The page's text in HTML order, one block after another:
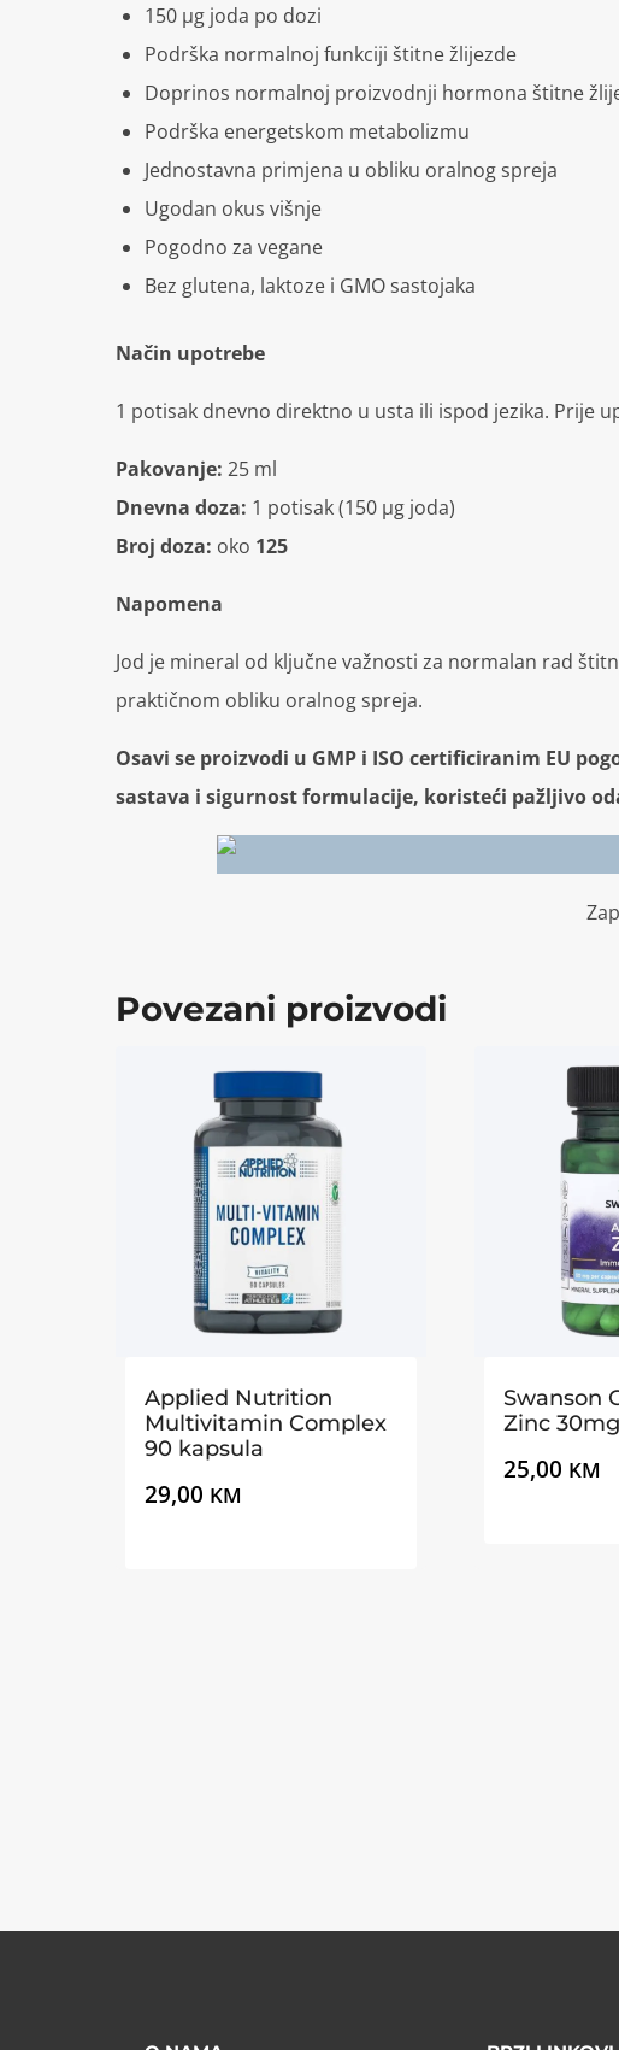
150 µg joda po dozi
Podrška normalnoj funkciji štitne žlijezde
Doprinos normalnoj proizvodnji hormona štitne
Podrška energetskom metabolizmu
Jednostavna primjena u obliku oralnog spreja
Ugodan okus višnje
Pogodno za vegane
Bez glutena, laktoze i GMO sastojaka
Način upotrebe
1 potisak dnevno direktno u usta ili ispod jezika. Prije
Pakovanje: 25 ml
Dnevna doza: 1 potisak (150 µg joda)
Broj doza: oko 125
Napomena
Jod je mineral od ključne važnosti za normalan rad
praktičnom obliku oralnog spreja.
Osavi se proizvodi u GMP i ISO certificiranim EU
sastava i sigurnost formulacije, koristeći pažljivo
Povezani proizvodi
Applied Nutrition
Multivitamin Complex
90 kapsula
29,00 KM
Swanson
Zinc
25,00 KM